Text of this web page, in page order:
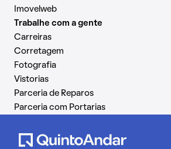
Imovelweb
Trabalhe com a gente
Carreiras
Corretagem
Fotografia
Vistorias
Parceria de Reparos
Parceria com Portarias